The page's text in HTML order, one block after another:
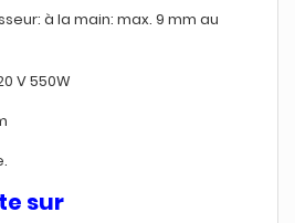
à la main: max. 9 mm au
V 550W
sur